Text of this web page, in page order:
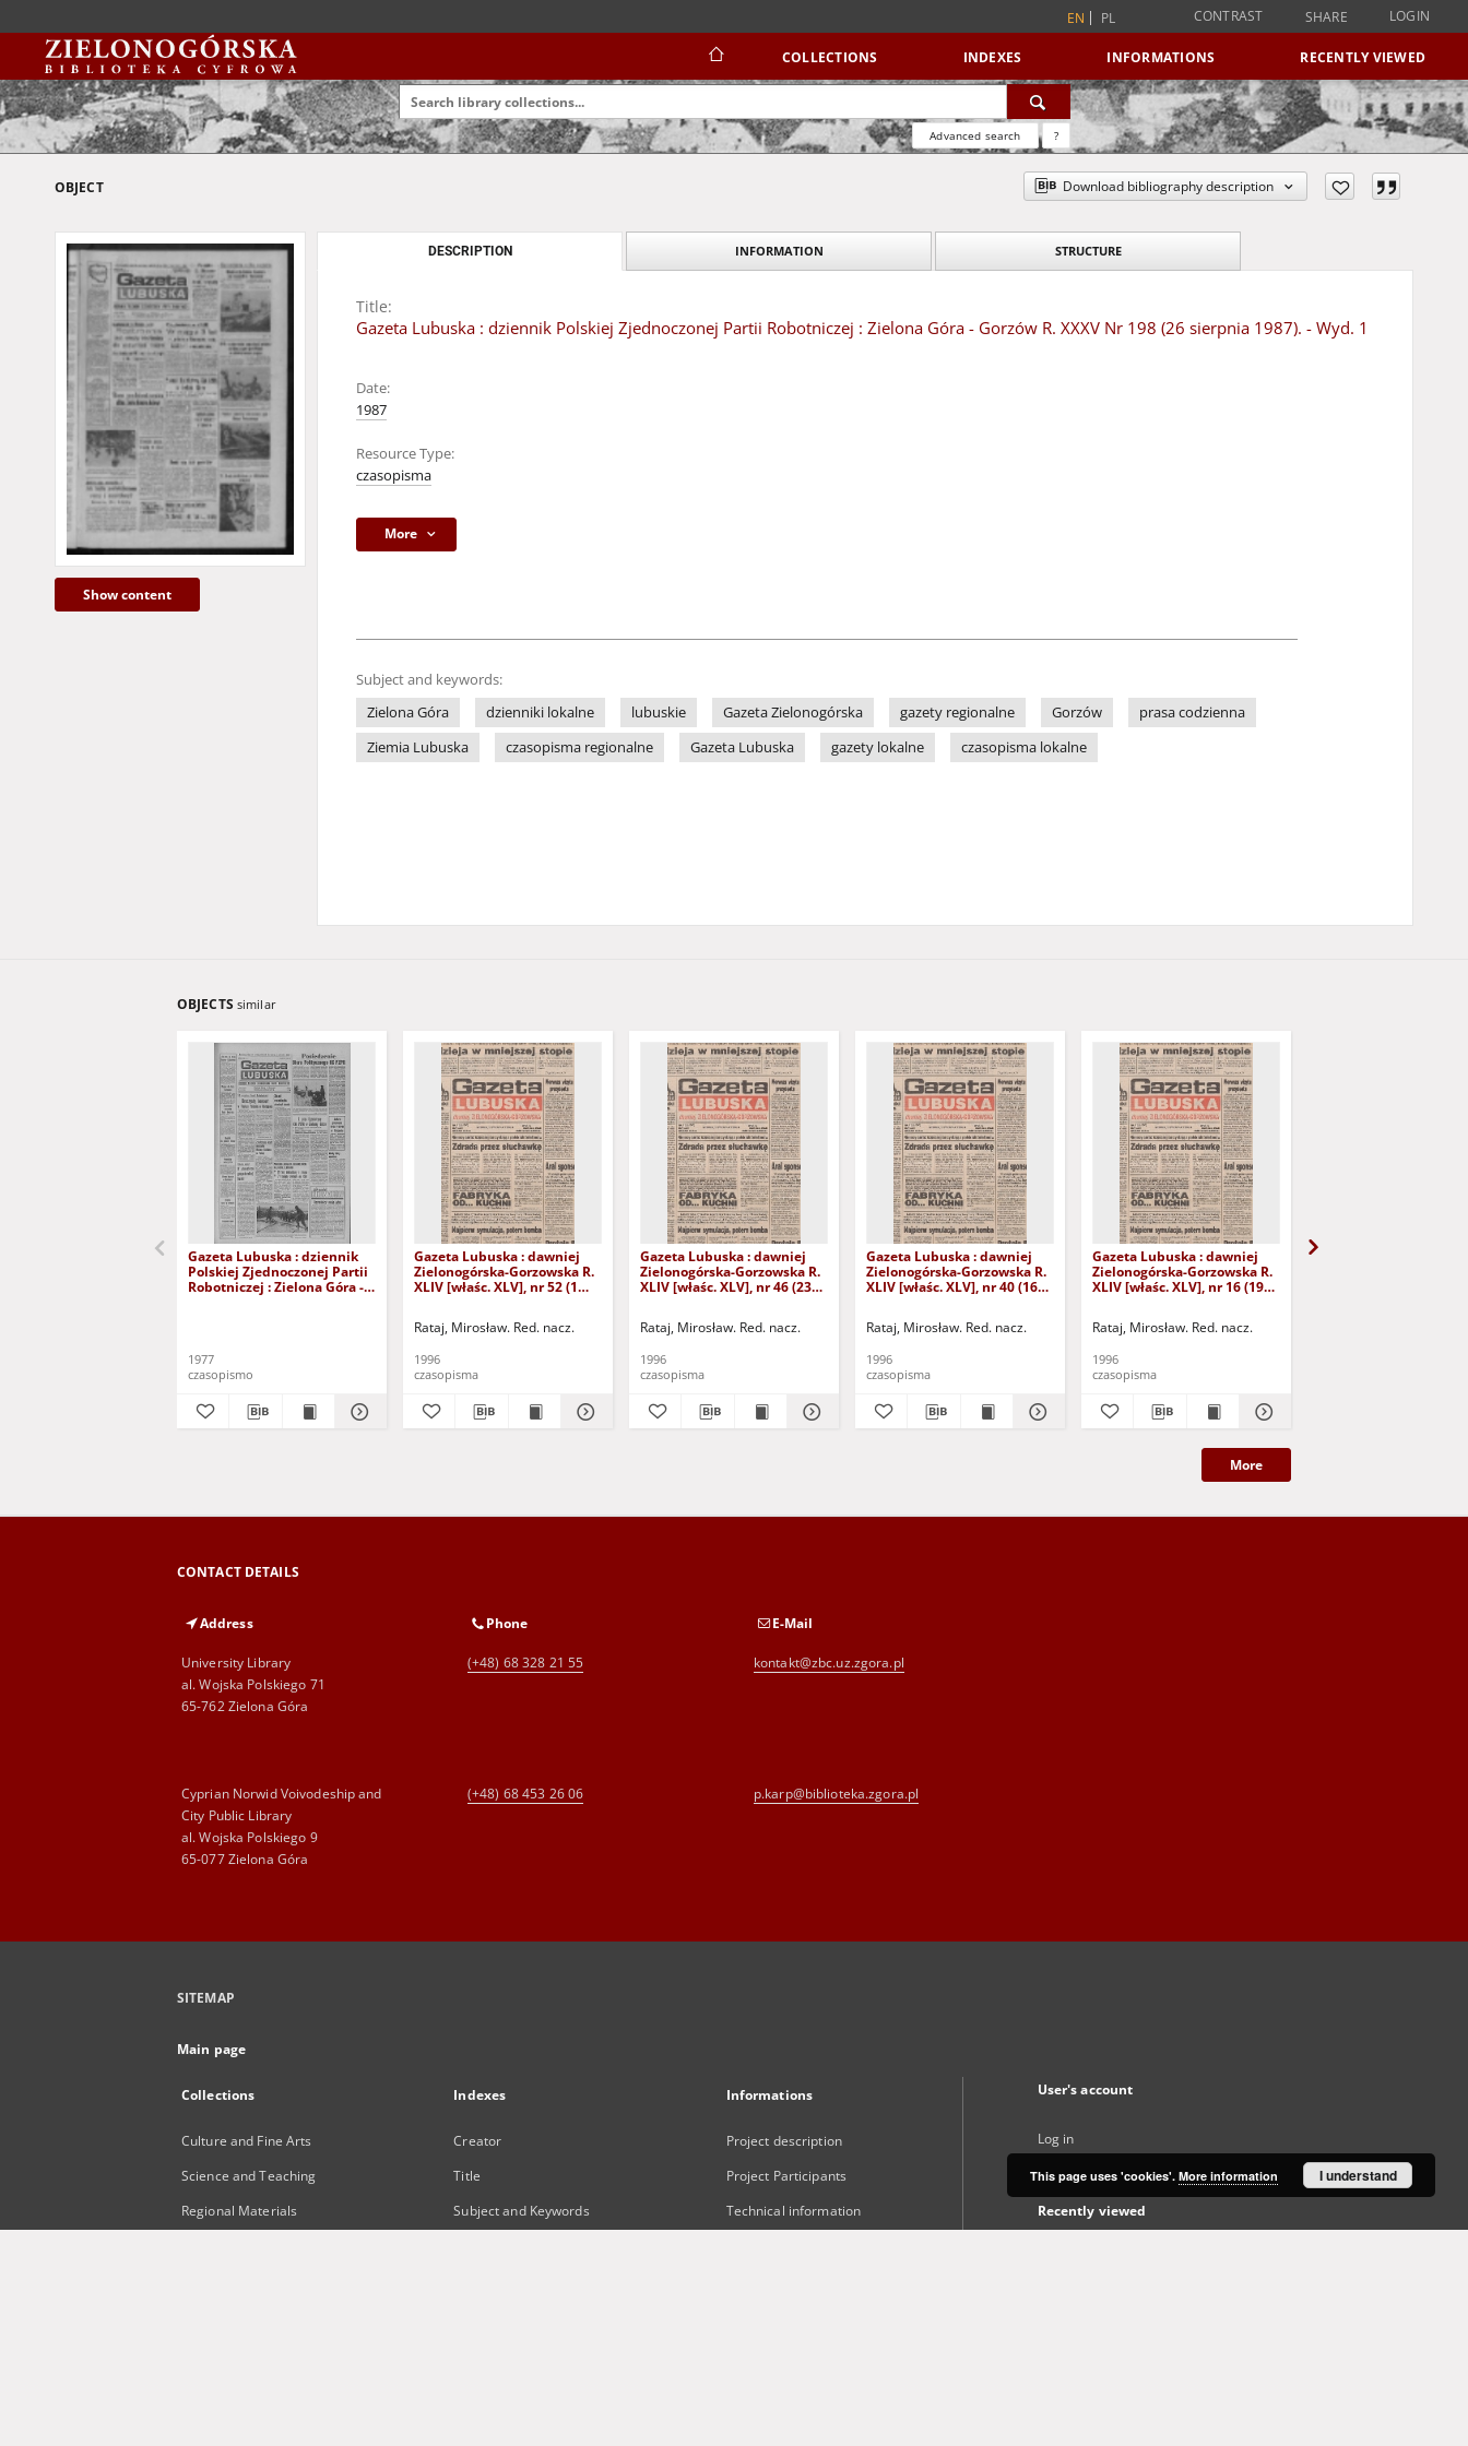
EN PL CONTRAST SHARE LOGIN
COLLECTIONS INDEXES INFORMATIONS RECENTLY VIEWED
Advanced search ?
OBJECT Download bibliography description
Show content
DESCRIPTION INFORMATION STRUCTURE
Title:
Gazeta Lubuska : dziennik Polskiej Zjednoczonej Partii Robotniczej : Zielona Góra - Gorzów R. XXXV Nr 198 (26 sierpnia 1987). - Wyd. 1
Date:
1987
Resource Type:
czasopisma
More
Subject and keywords:
Zielona Góra
dzienniki lokalne lubuskie Gazeta Zielonogórska gazety regionalne Gorzów
prasa codzienna
Ziemia Lubuska
czasopisma regionalne Gazeta Lubuska gazety lokalne czasopisma lokalne
OBJECTS similar
Gazeta Lubuska : dziennik
Polskiej Zjednoczonej Partii
Robotniczej : Zielona Góra -
1977
czasopismo
Gazeta Lubuska : dawniej
Zielonogórska-Gorzowska R.
XLIV [właśc. XLV], nr 52 (1
Rataj, Mirosław. Red. nacz.
1996
czasopisma
Gazeta Lubuska : dawniej
Zielonogórska-Gorzowska R.
XLIV [właśc. XLV], nr 46 (23
Rataj, Mirosław. Red. nacz.
1996
czasopisma
Gazeta Lubuska : dawniej
Zielonogórska-Gorzowska R.
XLIV [właśc. XLV], nr 40 (16
Rataj, Mirosław. Red. nacz.
1996
czasopisma
Gazeta Lubuska : dawniej
Zielonogórska-Gorzowska R.
XLIV [właśc. XLV], nr 16 (19
Rataj, Mirosław. Red. nacz.
1996
czasopisma
More
CONTACT DETAILS
Address
University Library
al. Wojska Polskiego 71
65-762 Zielona Góra
Phone
(+48) 68 328 21 55
E-Mail
kontakt@zbc.uz.zgora.pl
Cyprian Norwid Voivodeship and
City Public Library
al. Wojska Polskiego 9
65-077 Zielona Góra
(+48) 68 453 26 06 p.karp@biblioteka.zgora.pl
SITEMAP
Main page
Collections
Culture and Fine Arts
Science and Teaching
Regional Materials
Indexes
Creator
Title
Subject and Keywords
Informations
Project description
Project Participants
Technical information
User's account
Log in
Recently viewed
This page uses 'cookies'. More information I understand